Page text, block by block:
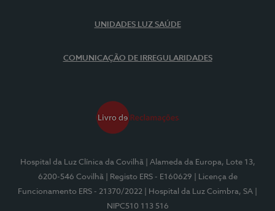
UNIDADES LUZ SAÚDE
COMUNICAÇÃO DE IRREGULARIDADES
Hospital da Luz Clínica da Covilhã
| Alameda da Europa, Lote 13,
6200-546 Covilhã
| Registo ERS - E160629
| Licença de
Funcionamento ERS - 21370/2022
| Hospital da Luz Coimbra, SA
NIPC510 113 516